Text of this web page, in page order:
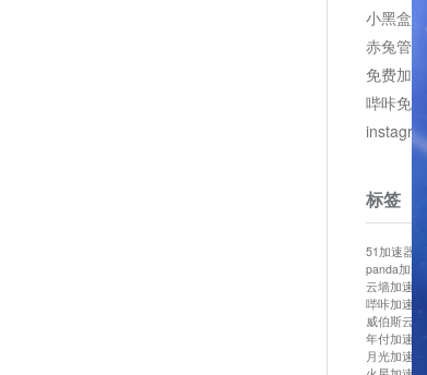
小黑盒加
赤兔管
免费加速
哔咔免
标签
51加速器
panda加速器
云墙加速器
哔咔加速器
威伯斯云
年付加速器
月光加速器